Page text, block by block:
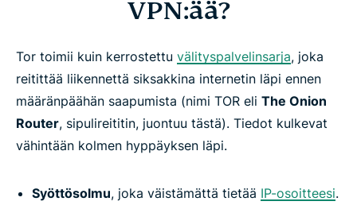
VPN:ää?
Tor toimii kuin kerrostettu välityspalvelinsarja, joka
reitittää liikennettä siksakkina internetin läpi ennen
määränpäähän saapumista (nimi TOR eli The Onion
Router, sipulireititin, juontuu tästä). Tiedot kulkevat
vähintään kolmen hyppäyksen läpi.
Syöttösolmu, joka väistämättä tietää IP-osoitteesi.